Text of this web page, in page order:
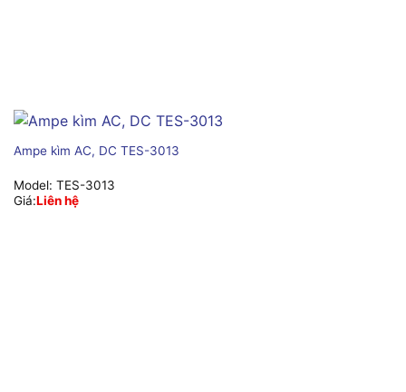
Ampe kìm AC, DC TES-3013
Model: TES-3013
Giá:Liên hệ